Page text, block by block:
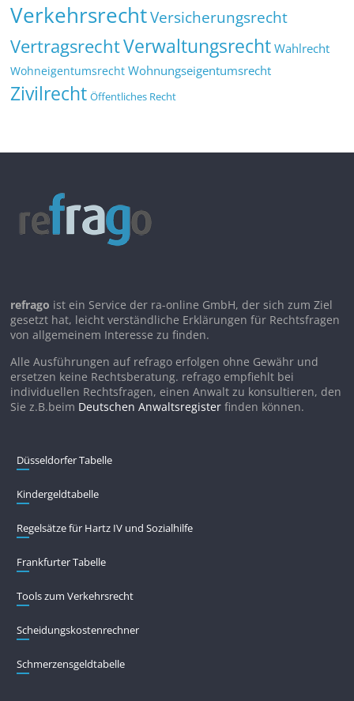
VerkehrsrechtVersicherungsrecht
VertragsrechtVerwaltungsrecht Wahlrecht
Wohneigentumsrecht Wohnungseigentumsrecht
Zivilrecht Öffentliches Recht
refrago ist ein Service der ra-online GmbH, der sich zum Ziel
gesetzt hat, leicht verständliche Erklärungen für Rechtsfragen
von allgemeinem Interesse zu finden.
Alle Ausführungen auf refrago erfolgen ohne Gewähr und
ersetzen keine Rechtsberatung. refrago empfiehlt bei
individuellen Rechtsfragen, einen Anwalt zu konsultieren, den
Sie z.B.beim Deutschen Anwaltsregister finden können.
Düsseldorfer Tabelle
Kindergeldtabelle
Regelsätze für Hartz IV und Sozialhilfe
Frankfurter Tabelle
Tools zum Verkehrsrecht
Scheidungskostenrechner
Schmerzensgeldtabelle